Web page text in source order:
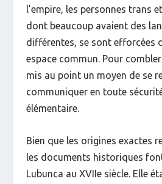
l’empire, les personnes trans
dont beaucoup avaient des
différentes, se sont efforcées
espace commun. Pour
mis au point un moyen de se
communiquer en toute
élémentaire.
Bien que les origines exactes
les documents historiques
Lubunca au XVIIesiècle. Elle